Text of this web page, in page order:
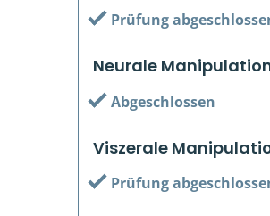
Prüfung
Neurale
Abgeschlossen
Viszerale
Prüfung